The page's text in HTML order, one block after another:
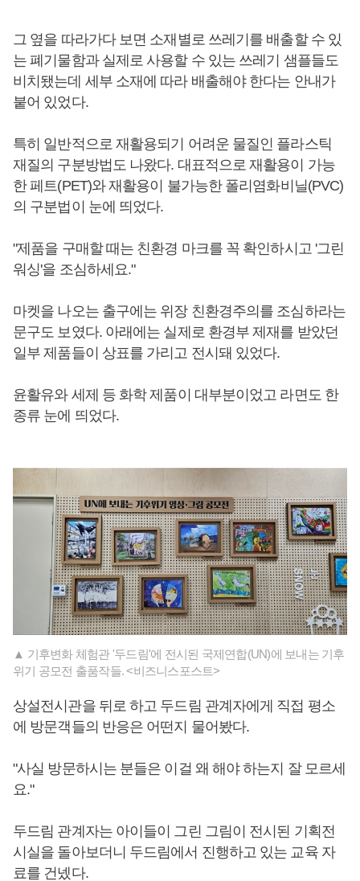
그 옆을 따라가다 보면 소재별로 쓰레기를 배출할 수 있
는 폐기물함과 실제로 사용할 수 있는 쓰레기 샘플들도
비치됐는데 세부 소재에 따라 배출해야 한다는 안내가
붙어 있었다.
특히 일반적으로 재활용되기 어려운 물질인 플라스틱
재질의 구분방법도 나왔다. 대표적으로 재활용이 가능
한 페트(PET)와 재활용이 불가능한 폴리염화비닐(PVC)
의 구분법이 눈에 띄었다.
"제품을 구매할 때는 친환경 마크를 꼭 확인하시고 '그린
워싱'을 조심하세요."
마켓을 나오는 출구에는 위장 친환경주의를 조심하라는
문구도 보였다. 아래에는 실제로 환경부 제재를 받았던
일부 제품들이 상표를 가리고 전시돼 있었다.
윤활유와 세제 등 화학 제품이 대부분이었고 라면도 한
종류 눈에 띄었다.
▲ 기후변화 체험관 '두드림'에 전시된 국제연합(UN)에 보내는 기후
위기 공모전 출품작들. <비즈니스포스트>
상설전시관을 뒤로 하고 두드림 관계자에게 직접 평소
에 방문객들의 반응은 어떤지 물어봤다.
"사실 방문하시는 분들은 이걸 왜 해야 하는지 잘 모르세
요."
두드림 관계자는 아이들이 그린 그림이 전시된 기획전
시실을 돌아보더니 두드림에서 진행하고 있는 교육 자
료를 건넸다.